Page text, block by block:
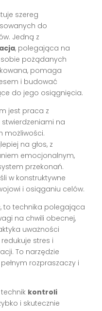
szereg
do
Jedną z
, polegająca na
pożądanych
pomaga
i budować
do jego osiągnięcia.
jest praca z
na
możliwości.
na głos, z
emocjonalnym,
przekonań.
w konstruktywne
i osiąganiu celów.
to technika polegająca
na chwili obecnej,
uważności
stres i
To narzędzie
rozpraszaczy i
kontroli
i skutecznie